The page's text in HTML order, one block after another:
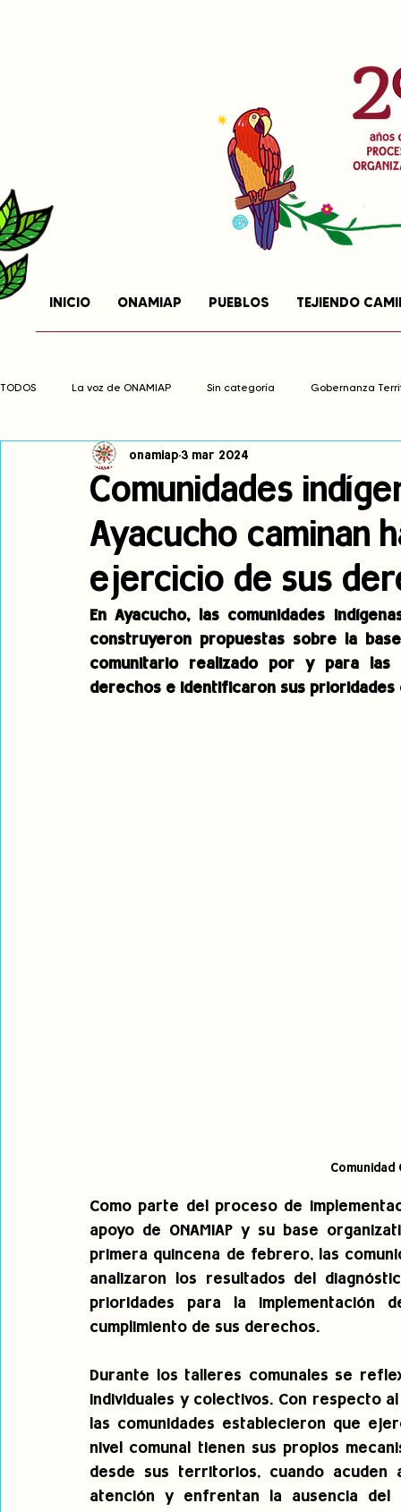
INICIO ONAMIAP PUEBLOS TEJIENDO
TODOS La voz de ONAMIAP Sin categoría Gobernanza
Cambio climático Navegador indígena
Pronunciamientos Observatorio de consulta previa
jóvenes indígenas
Comunidades
Ayacucho caminan
ejercicio de sus
onamiap 3 mar 2024
En Ayacucho, las comunidades
construyeron propuestas sobre la
comunitario realizado por y para las
derechos e identificaron sus prioridades
Comunidad
Como parte del proceso de
apoyo de ONAMIAP y su base
primera quincena de febrero, las
analizaron los resultados del
prioridades para la
cumplimiento de sus derechos.
Durante los talleres comunales se
individuales y colectivos. Con respecto
las comunidades establecieron que
nivel comunal tienen sus propios
desde sus territorios, cuando
atención y enfrentan la ausencia del